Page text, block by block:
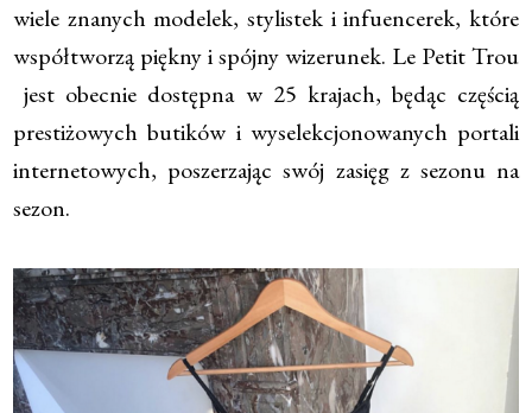
wiele znanych modelek, stylistek i infuencerek, które
współtworzą piękny i spójny wizerunek. Le Petit Trou
jest obecnie dostępna w 25 krajach, będąc częścią
prestiżowych butików i wyselekcjonowanych portali
internetowych, poszerzając swój zasięg z sezonu na
sezon.